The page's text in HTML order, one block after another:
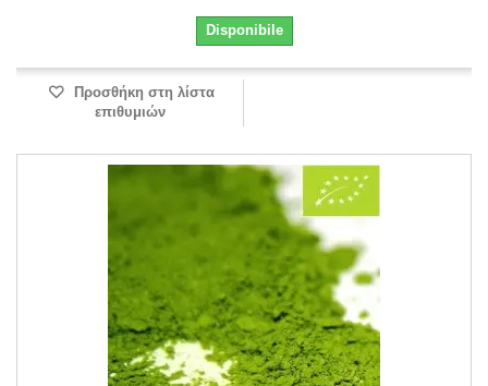
Disponibile
Προσθήκη στη λίστα
επιθυμιών